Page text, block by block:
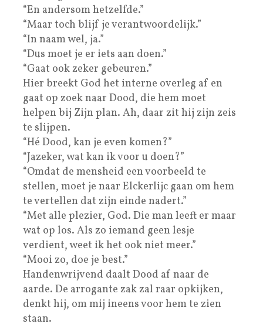
“En andersom hetzelfde.”
“Maar toch blijf je verantwoordelijk.”
“In naam wel, ja.”
“Dus moet je er iets aan doen.”
“Gaat ook zeker gebeuren.”
Hier breekt God het interne overleg af en
gaat op zoek naar Dood, die hem moet
helpen bij Zijn plan. Ah, daar zit hij zijn zeis
te slijpen.
“Hé Dood, kan je even komen?”
“Jazeker, wat kan ik voor u doen?”
“Omdat de mensheid een voorbeeld te
stellen, moet je naar Elckerlijc gaan om hem
te vertellen dat zijn einde nadert.”
“Met alle plezier, God. Die man leeft er maar
wat op los. Als zo iemand geen lesje
verdient, weet ik het ook niet meer.”
“Mooi zo, doe je best.”
Handenwrijvend daalt Dood af naar de
aarde. De arrogante zak zal raar opkijken,
denkt hij, om mij ineens voor hem te zien
staan.